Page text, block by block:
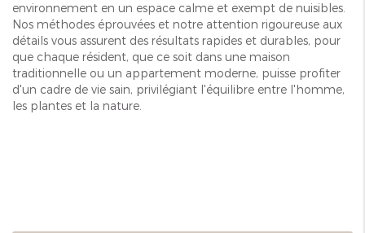
environnement en un espace calme et exempt de nuisibles.
Nos méthodes éprouvées et notre attention rigoureuse aux
détails vous assurent des résultats rapides et durables, pour
que chaque résident, que ce soit dans une maison
traditionnelle ou un appartement moderne, puisse profiter
d'un cadre de vie sain, privilégiant l'équilibre entre l'homme,
les plantes et la nature.